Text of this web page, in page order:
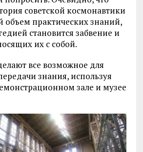
советской космонавтики
объем практических знаний,
становится забвение и
их с собой.
все возможное для
знания, используя
зале и музее